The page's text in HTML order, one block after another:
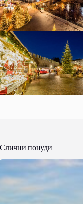
Слични понуди